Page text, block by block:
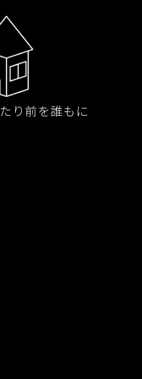
り前を誰もに